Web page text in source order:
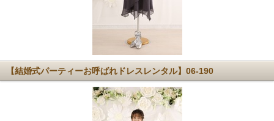
【結婚式パーティーお呼ばれドレスレンタル】06-190